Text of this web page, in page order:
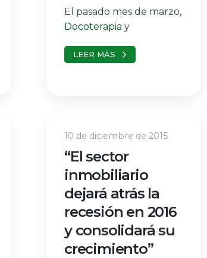
El pasado mes de marzo,
Docoterapia y
LEER MÁS
10 de diciembre de 2015
“El sector
inmobiliario
dejará atrás la
recesión en 2016
y consolidará su
crecimiento”